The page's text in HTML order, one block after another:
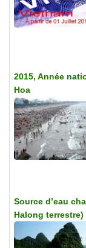
2015, Année
Hoa
Source d’eau
Halong terrestre)